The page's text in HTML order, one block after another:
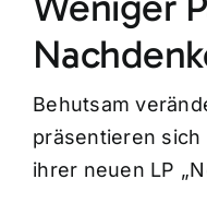
Behutsam
präsentieren sich
ihrer neuen LP